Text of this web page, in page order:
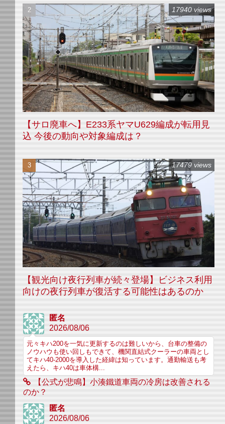
【サロ廃車へ】E233系ヤマU629編成が転用見
込 今後の動向や対象編成は？
17940 views
【観光向け夜行列車が続々登場】ビジネス利用
向けの夜行列車が復活する可能性はあるのか
17479 views
匿名
2026/08/06
元々キハ200を一気に更新するのは難しいから、台車の整備の
ノウハウも使い回しもできて、機関直結式クーラーの車両とし
てキハ40-2000を導入した経緯は知っています。通勤輸送も考
えたら、キハ40は車体構...
【公式が悲鳴】小湊鐵道車両の冷房は改善される
のか？
匿名
2026/08/06